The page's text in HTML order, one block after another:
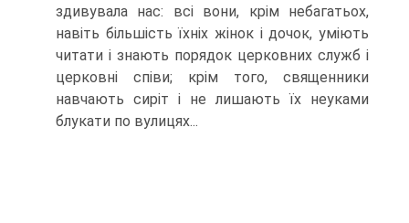
здивувала нас: всі вони, крім небагатьох,
навіть більшість їхніх жінок і дочок, уміють
читати і знають порядок церковних служб і
церковні співи; крім того, священники
навчають сиріт і не лишають їх неуками
блукати по вулицях...